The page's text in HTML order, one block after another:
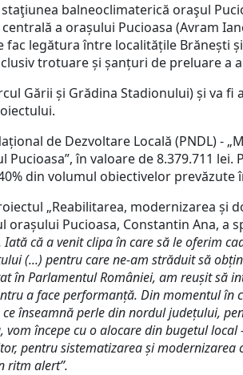
balneoclimaterică oraşul
a orașului Pucioasa (Avram
legătura între localitățile Brănești
trotuare și șanțuri de preluare a
Gării și Grădina Stadionului) și va fi
de Dezvoltare Locală (PNDL) -
în valoare de 8.379.711
din volumul obiectivelor prevăzute
„Reabilitarea, modernizarea și
Pucioasa, Constantin Ana, a
că a venit clipa în care să le oferim
(...) pentru care ne-am străduit să
Parlamentul României, am reușit să
a face performanță. Din momentul în
înseamnă perle din nordul județului,
începe cu o alocare din bugetul local
pentru sistematizarea și modernizarea
ritm alert”.